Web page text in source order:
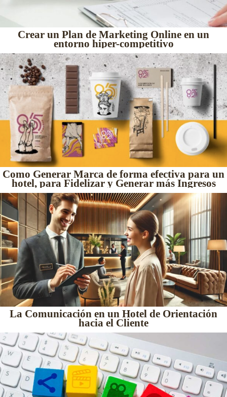
Crear un Plan de Marketing Online en un
entorno hiper-competitivo
Como Generar Marca de forma efectiva para un
hotel, para Fidelizar y Generar más Ingresos
La Comunicación en un Hotel de Orientación
hacia el Cliente